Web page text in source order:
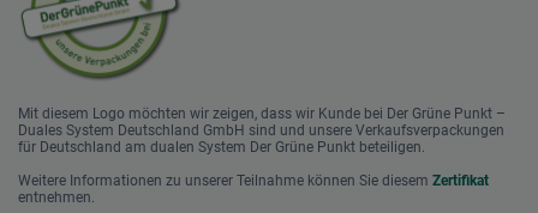
Mit diesem Logo möchten wir zeigen, dass wir Kunde bei Der Grüne Punkt –
Duales System Deutschland GmbH sind und unsere Verkaufsverpackungen
für Deutschland am dualen System Der Grüne Punkt beteiligen.
Weitere Informationen zu unserer Teilnahme können Sie diesem Zertifikat
entnehmen.